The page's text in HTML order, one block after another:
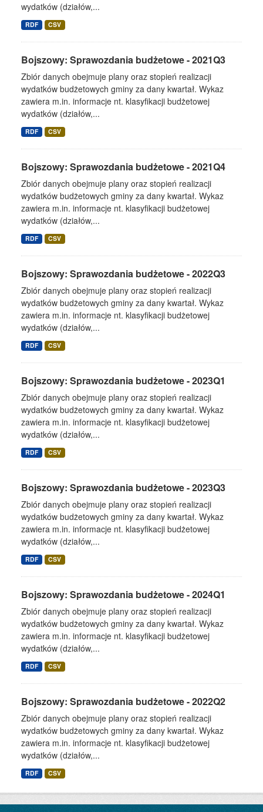
wydatków (działów,...
RDF CSV
Bojszowy: Sprawozdania budżetowe - 2021Q3
Zbiór danych obejmuje plany oraz stopień realizacji
wydatków budżetowych gminy za dany kwartał. Wykaz
zawiera m.in. informacje nt. klasyfikacji budżetowej
wydatków (działów,...
RDF CSV
Bojszowy: Sprawozdania budżetowe - 2021Q4
Zbiór danych obejmuje plany oraz stopień realizacji
wydatków budżetowych gminy za dany kwartał. Wykaz
zawiera m.in. informacje nt. klasyfikacji budżetowej
wydatków (działów,...
RDF CSV
Bojszowy: Sprawozdania budżetowe - 2022Q3
Zbiór danych obejmuje plany oraz stopień realizacji
wydatków budżetowych gminy za dany kwartał. Wykaz
zawiera m.in. informacje nt. klasyfikacji budżetowej
wydatków (działów,...
RDF CSV
Bojszowy: Sprawozdania budżetowe - 2023Q1
Zbiór danych obejmuje plany oraz stopień realizacji
wydatków budżetowych gminy za dany kwartał. Wykaz
zawiera m.in. informacje nt. klasyfikacji budżetowej
wydatków (działów,...
RDF CSV
Bojszowy: Sprawozdania budżetowe - 2023Q3
Zbiór danych obejmuje plany oraz stopień realizacji
wydatków budżetowych gminy za dany kwartał. Wykaz
zawiera m.in. informacje nt. klasyfikacji budżetowej
wydatków (działów,...
RDF CSV
Bojszowy: Sprawozdania budżetowe - 2024Q1
Zbiór danych obejmuje plany oraz stopień realizacji
wydatków budżetowych gminy za dany kwartał. Wykaz
zawiera m.in. informacje nt. klasyfikacji budżetowej
wydatków (działów,...
RDF CSV
Bojszowy: Sprawozdania budżetowe - 2022Q2
Zbiór danych obejmuje plany oraz stopień realizacji
wydatków budżetowych gminy za dany kwartał. Wykaz
zawiera m.in. informacje nt. klasyfikacji budżetowej
wydatków (działów,...
RDF CSV